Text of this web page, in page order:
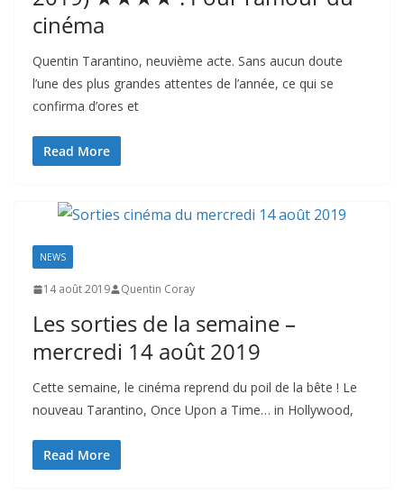
cinéma
Quentin Tarantino, neuvième acte. Sans aucun doute
l’une des plus grandes attentes de l’année, ce qui se
confirma d’ores et
Read More
NEWS
14 août 2019 Quentin Coray
Les sorties de la semaine –
mercredi 14 août 2019
Cette semaine, le cinéma reprend du poil de la bête ! Le
nouveau Tarantino, Once Upon a Time… in Hollywood,
Read More